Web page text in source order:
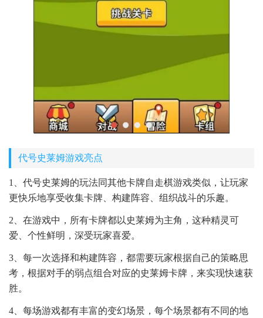
代号史莱姆游戏亮点
1、代号史莱姆的玩法同其他卡牌自走棋游戏类似，让玩家
更快乐地享受收集卡牌、构建阵容、组织战斗的乐趣。
2、在游戏中，所有卡牌都以史莱姆为主角，这种精灵可
爱、个性鲜明，深受玩家喜爱。
3、每一次选择和构建阵容，都需要玩家根据自己的策略思
考，根据对手的弱点组合对应的史莱姆卡牌，来实现快速获
胜。
4、每场游戏都有丰富的变幻场景，每个场景都有不同的地